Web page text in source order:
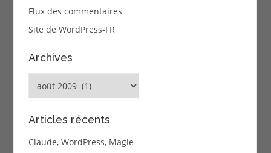
Flux des commentaires
Site de WordPress-FR
Archives
Articles récents
Claude, WordPress, Magie